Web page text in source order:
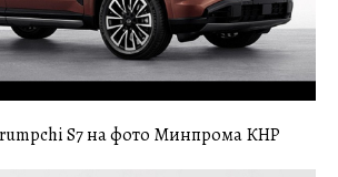
S7 на фото Минпрома КНР